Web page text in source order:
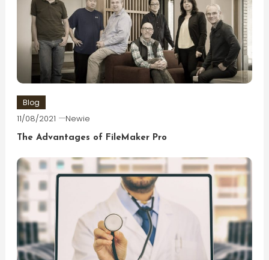
Blog
11/08/2021 Newie
The Advantages of FileMaker Pro